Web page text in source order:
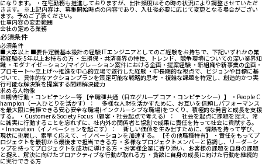
になります。 ・在宅勤務も推進しておりますが、出社頻度はその時の状況により調整させていただ
きます。 ※上記内容は、募集開始時点の内容であり、入社後必要に応じて変更となる場合がござい
ます。予めご了承ください。
仕事内容の変更範囲
会社の定める業務
必須条件
必須条件
■大卒以上 ■要件定義基本設計の経験 ITエンジニアとしてのご経験をお持ちで、下記いずれかの業
務経験を5年以上お持ちの方 ・生損保・共済業界の特性、トレンド、競争環境についての深い業界知
識 ・モダナイゼーション/マイグレーション案件における企画・提案経験 ・新組織や新事業の企画・
プロモート～立上げ～推進を中心的立場で遂行した経験 ・中長期的な視点で、ビジョンや目標に基
づいて、具体的なアクションプランを策定可能な戦略的思考 ・複雑な課題を特定し、創造的かつ実
行可能な解決策を提案する問題解決能力
求める人物像
※期待行動・コンピテンシー等 【全職種共通（日立グループ コア・コンピテンシー）】 ・People C
hampion（一人ひとりを活かす）： 多様な人財を活かすために、お互いを信頼しパフォーマンス
を最大限に発揮できる安心安全な職場(インクルーシブな職場)をつくり、積極的な発言と成長を支援
する。 ・Customer & Society Focus（顧客・社会起点で考える）： 社会を起点に課題を捉え、常
に誠実に行動することを忘れずに、社内外の関係者と協創で成果に責任を持って社会に貢献する。
・Innovation（イノベーションを起こす）： 新しい価値を生み出すために、情熱を持って学び、
現状に挑戦し、素早く応えて、イノベーションを加速する。 【その他職種特有】 ・責任をもってプ
ロジェクトを最初から最後まで担当できる方 ・多様なプロジェクトメンバーと協調し、リーダーシ
ップを持ってプロジェクトを成功に導ける方 ・お客様企業に寄り添い、お客様の課題を自身の課題
と捉え、解決に向けたプロアクティブな行動が取れる方 ・貪欲に自身の成長に向けた行動を継続的
に実行できる方